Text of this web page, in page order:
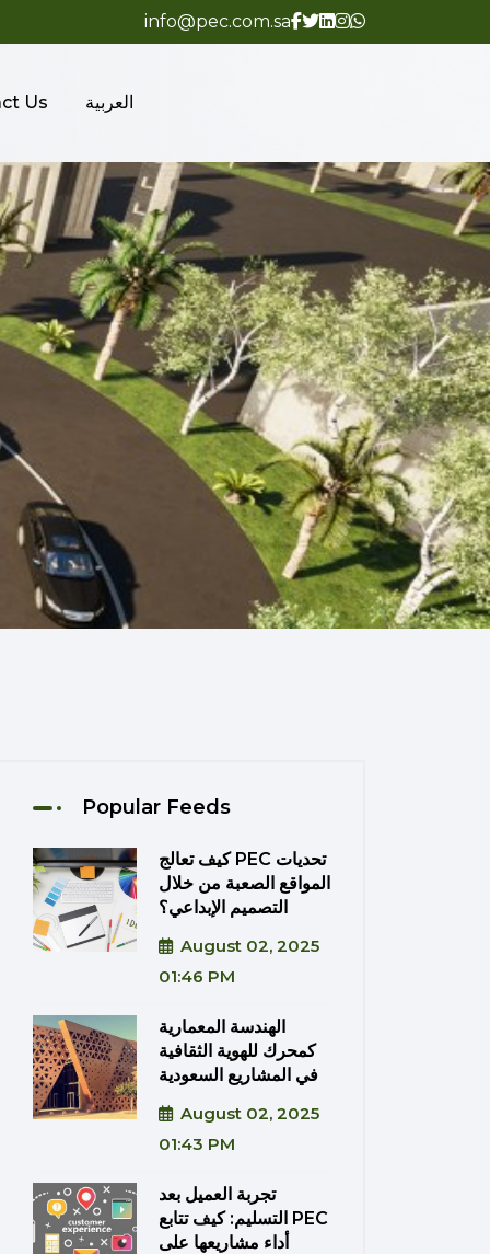
info@pec.com.sa
Us العربية
Popular Feeds
كيف تعالج PEC تحديات
المواقع الصعبة من خلال
التصميم الإبداعي؟
August 02, 2025
01:46 PM
الهندسة المعمارية
كمحرك للهوية الثقافية
في المشاريع السعودية
August 02, 2025
01:43 PM
تجربة العميل بعد
التسليم: كيف تتابع PEC
أداء مشاريعها على